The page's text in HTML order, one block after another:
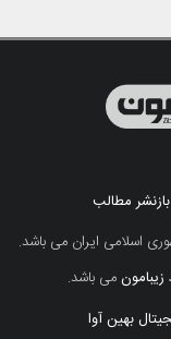
مطالب
اسلامی ایران می باشد.
می باشد.
بهین آوا